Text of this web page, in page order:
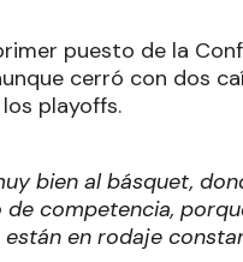
puesto de la
cerró con dos
playoffs.
bien al básquet,
competencia,
en rodaje